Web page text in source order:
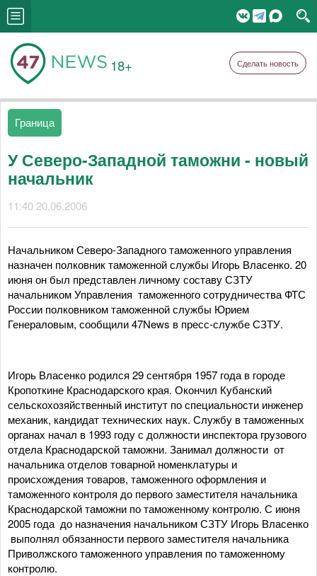
18+ Сделать новость
Граница
У Северо-Западной таможни - новый
начальник
11:40 20.06.2006
Начальником Северо-Западного таможенного управления
назначен полковник таможенной службы Игорь Власенко. 20
июня он был представлен личному составу СЗТУ
начальником Управления таможенного сотрудничества ФТС
России полковником таможенной службы Юрием
Генераловым, сообщили 47News в пресс-службе СЗТУ.
Игорь Власенко родился 29 сентября 1957 года в городе
Кропоткине Краснодарского края. Окончил Кубанский
сельскохозяйственный институт по специальности инженер
механик, кандидат технических наук. Службу в таможенных
органах начал в 1993 году с должности инспектора грузового
отдела Краснодарской таможни. Занимал должности от
начальника отделов товарной номенклатуры и
происхождения товаров, таможенного оформления и
таможенного контроля до первого заместителя начальника
Краснодарской таможни по таможенному контролю. С июня
2005 года до назначения начальником СЗТУ Игорь Власенко
выполнял обязанности первого заместителя начальника
Приволжского таможенного управления по таможенному
контролю.